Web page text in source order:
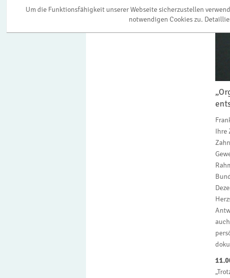
Um die Funktionsfähigkeit unserer Webseite sicherzustellen
notwendigen Cookies zu.
Ihre